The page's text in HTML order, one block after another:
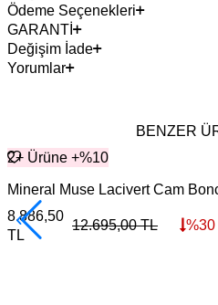
Ödeme Seçenekleri
GARANTİ
Değişim İade
Yorumlar
BENZER
2+ Ürüne +%10
Mineral Muse Lacivert Cam
8.886,50
TL
12.695,00TL %30